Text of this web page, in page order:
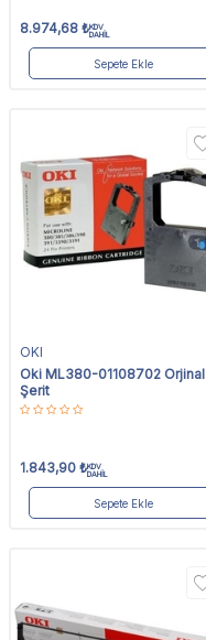
8.974,68 ₺KDV
DAHİL
Sepete Ekle
OKI
Oki ML380-01108702 Orjinal
Şerit
1.843,90 ₺KDV
DAHİL
Sepete Ekle